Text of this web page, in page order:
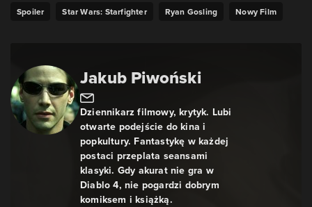
Spoiler Star Wars: Starfighter Ryan Gosling Nowy Film
Jakub Piwoński
Dziennikarz filmowy, krytyk. Lubi
otwarte podejście do kina i
popkultury. Fantastykę w każdej
postaci przeplata seansami
klasyki. Gdy akurat nie gra w
Diablo 4, nie pogardzi dobrym
komiksem i książką.